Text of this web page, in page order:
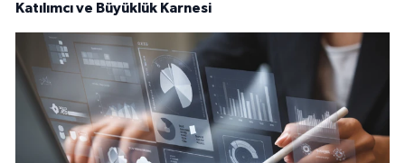
Katılımcı ve Büyüklük Karnesi